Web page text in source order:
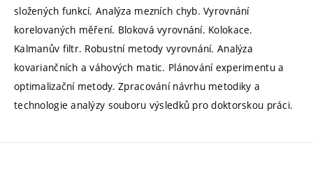
složených funkcí. Analýza mezních chyb. Vyrovnání
korelovaných měření. Bloková vyrovnání. Kolokace.
Kalmanův filtr. Robustní metody vyrovnání. Analýza
kovariančních a váhových matic. Plánování experimentu a
optimalizační metody. Zpracování návrhu metodiky a
technologie analýzy souboru výsledků pro doktorskou práci.